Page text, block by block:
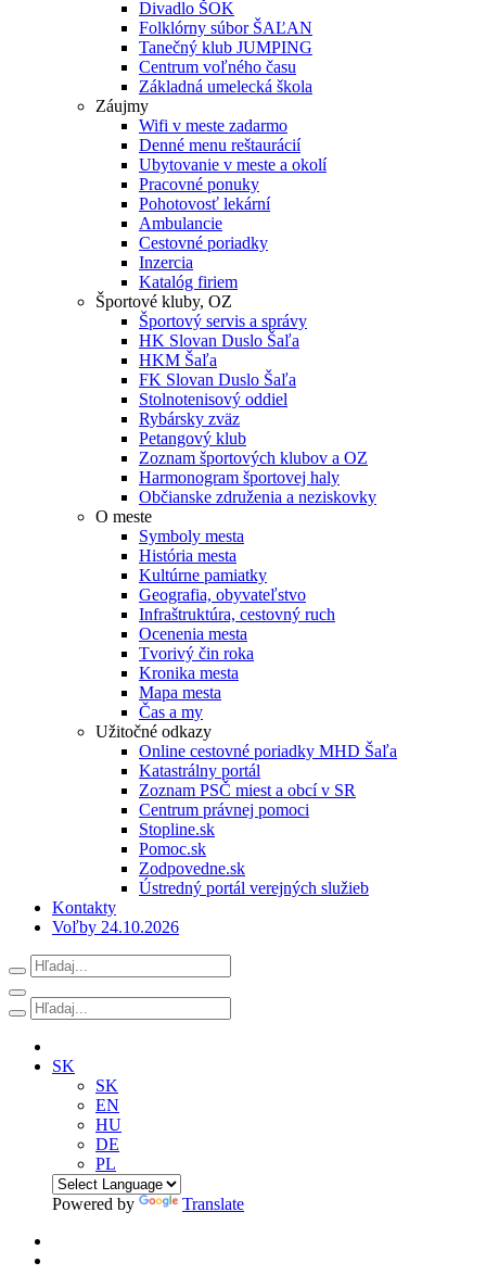
Divadlo ŠOK
Folklórny súbor ŠAĽAN
Tanečný klub JUMPING
Centrum voľného času
Základná umelecká škola
Záujmy
Wifi v meste zadarmo
Denné menu reštaurácií
Ubytovanie v meste a okolí
Pracovné ponuky
Pohotovosť lekární
Ambulancie
Cestovné poriadky
Inzercia
Katalóg firiem
Športové kluby, OZ
Športový servis a správy
HK Slovan Duslo Šaľa
HKM Šaľa
FK Slovan Duslo Šaľa
Stolnotenisový oddiel
Rybársky zväz
Petangový klub
Zoznam športových klubov a OZ
Harmonogram športovej haly
Občianske združenia a neziskovky
O meste
Symboly mesta
História mesta
Kultúrne pamiatky
Geografia, obyvateľstvo
Infraštruktúra, cestovný ruch
Ocenenia mesta
Tvorivý čin roka
Kronika mesta
Mapa mesta
Čas a my
Užitočné odkazy
Online cestovné poriadky MHD Šaľa
Katastrálny portál
Zoznam PSČ miest a obcí v SR
Centrum právnej pomoci
Stopline.sk
Pomoc.sk
Zodpovedne.sk
Ústredný portál verejných služieb
Kontakty
Voľby 24.10.2026
SK
SK
EN
HU
DE
PL
Powered by Translate